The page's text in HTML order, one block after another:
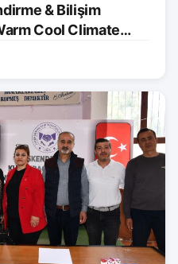
& Bilişim
Cool Climate